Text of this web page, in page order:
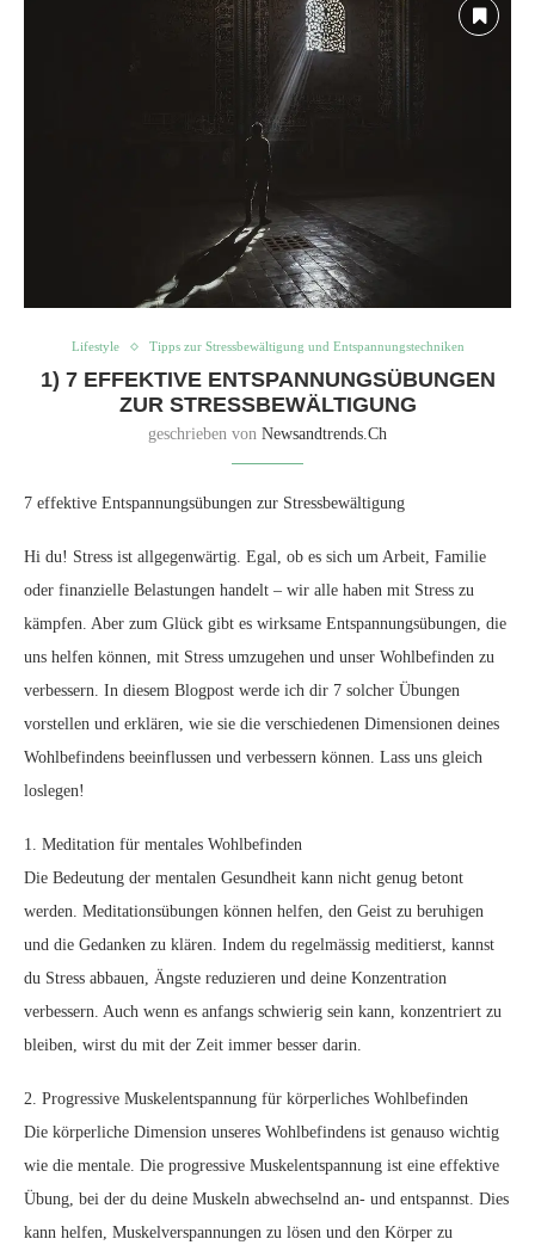
Lifestyle Tipps zur Stressbewältigung und Entspannungstechniken
1) 7 EFFEKTIVE ENTSPANNUNGSÜBUNGEN
ZUR STRESSBEWÄLTIGUNG
geschrieben von Newsandtrends.ch
7 effektive Entspannungsübungen zur Stressbewältigung
Hi du! Stress ist allgegenwärtig. Egal, ob es sich um Arbeit, Familie
oder finanzielle Belastungen handelt – wir alle haben mit Stress zu
kämpfen. Aber zum Glück gibt es wirksame Entspannungsübungen, die
uns helfen können, mit Stress umzugehen und unser Wohlbefinden zu
verbessern. In diesem Blogpost werde ich dir 7 solcher Übungen
vorstellen und erklären, wie sie die verschiedenen Dimensionen deines
Wohlbefindens beeinflussen und verbessern können. Lass uns gleich
loslegen!
1. Meditation für mentales Wohlbefinden
Die Bedeutung der mentalen Gesundheit kann nicht genug betont
werden. Meditationsübungen können helfen, den Geist zu beruhigen
und die Gedanken zu klären. Indem du regelmässig meditierst, kannst
du Stress abbauen, Ängste reduzieren und deine Konzentration
verbessern. Auch wenn es anfangs schwierig sein kann, konzentriert zu
bleiben, wirst du mit der Zeit immer besser darin.
2. Progressive Muskelentspannung für körperliches Wohlbefinden
Die körperliche Dimension unseres Wohlbefindens ist genauso wichtig
wie die mentale. Die progressive Muskelentspannung ist eine effektive
Übung, bei der du deine Muskeln abwechselnd an- und entspannst. Dies
kann helfen, Muskelverspannungen zu lösen und den Körper zu